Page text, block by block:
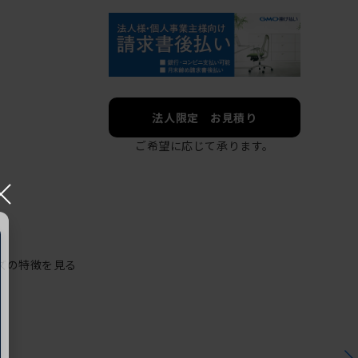
法人限定 お見積り
ご希望に応じて承ります。
の特徴を見る